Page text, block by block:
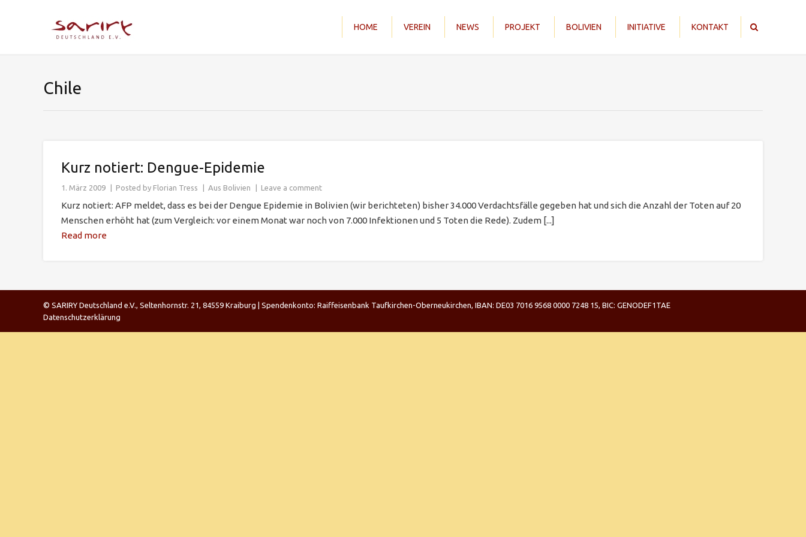
HOME VEREIN NEWS PROJEKT BOLIVIEN INITIATIVE KONTAKT
Chile
Kurz notiert: Dengue-Epidemie
1. März 2009 Posted by Florian Tress Aus Bolivien Leave a comment
Kurz notiert: AFP meldet, dass es bei der Dengue Epidemie in Bolivien (wir berichteten) bisher 34.000 Verdachtsfälle gegeben hat und sich die Anzahl der Toten auf 20
Menschen erhöht hat (zum Vergleich: vor einem Monat war noch von 7.000 Infektionen und 5 Toten die Rede). Zudem [...]
Read more
© SARIRY Deutschland e.V., Seltenhornstr. 21, 84559 Kraiburg | Spendenkonto: Raiffeisenbank Taufkirchen-Oberneukirchen, IBAN: DE03 7016 9568 0000 7248 15, BIC: GENODEF1TAE
Datenschutzerklärung